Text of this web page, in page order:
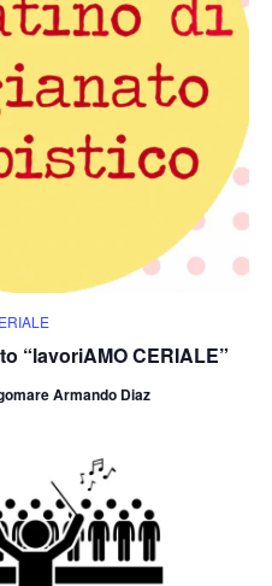
“lavoriAMO CERIALE”
Armando Diaz